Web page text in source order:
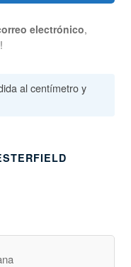
electrónico,
al centímetro y